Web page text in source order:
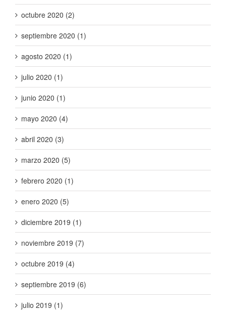
octubre 2020 (2)
septiembre 2020 (1)
agosto 2020 (1)
julio 2020 (1)
junio 2020 (1)
mayo 2020 (4)
abril 2020 (3)
marzo 2020 (5)
febrero 2020 (1)
enero 2020 (5)
diciembre 2019 (1)
noviembre 2019 (7)
octubre 2019 (4)
septiembre 2019 (6)
julio 2019 (1)